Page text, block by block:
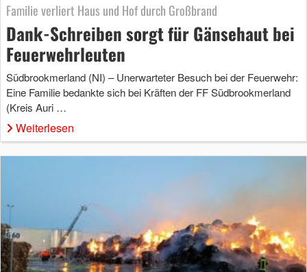
Familie verliert Haus und Hof durch Großbrand
Dank-Schreiben sorgt für Gänsehaut bei
Feuerwehrleuten
Südbrookmerland (NI) – Unerwarteter Besuch bei der Feuerwehr:
Eine Familie bedankte sich bei Kräften der FF Südbrookmerland
(Kreis Auri …
Weiterlesen